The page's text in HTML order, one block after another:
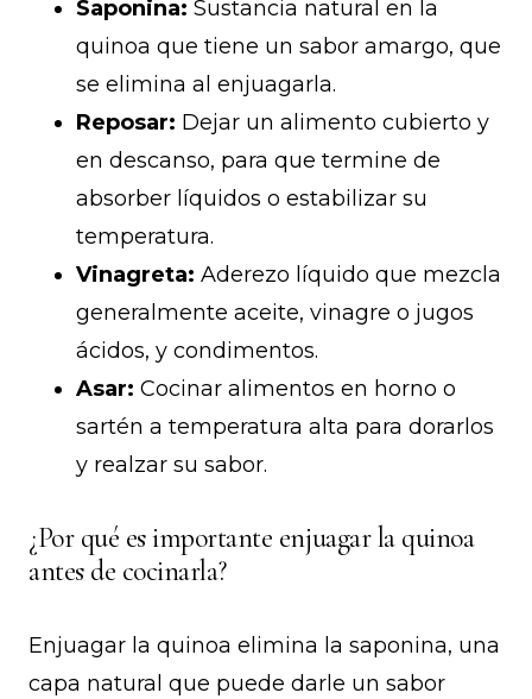
Saponina: Sustancia natural en la
quinoa que tiene un sabor amargo, que
se elimina al enjuagarla.
Reposar: Dejar un alimento cubierto y
en descanso, para que termine de
absorber líquidos o estabilizar su
temperatura.
Vinagreta: Aderezo líquido que mezcla
generalmente aceite, vinagre o jugos
ácidos, y condimentos.
Asar: Cocinar alimentos en horno o
sartén a temperatura alta para dorarlos
y realzar su sabor.
¿Por qué es importante enjuagar la quinoa
antes de cocinarla?
Enjuagar la quinoa elimina la saponina, una
capa natural que puede darle un sabor